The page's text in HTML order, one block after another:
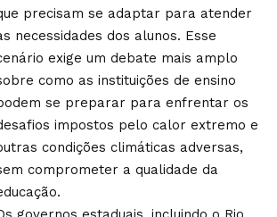
precisam se adaptar para atender
necessidades dos alunos. Esse
exige um debate mais amplo
como as instituições de ensino
se preparar para enfrentar os
impostos pelo calor extremo e
condições climáticas adversas,
comprometer a qualidade da